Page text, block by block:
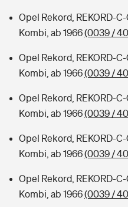
Opel Rekord, REKORD-
Kombi, ab 1966(0039 /
Opel Rekord, REKORD-
Kombi, ab 1966(0039 /
Opel Rekord, REKORD-
Kombi, ab 1966(0039 /
Opel Rekord, REKORD-
Kombi, ab 1966(0039 /
Opel Rekord, REKORD-
Kombi, ab 1966(0039 /